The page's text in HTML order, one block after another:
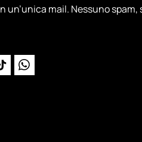
un’unica mail. Nessuno